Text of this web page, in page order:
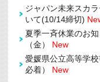
ジャパン未来スカ
いて(10/14締切)
夏季一斉休業のお
（金） New
愛媛県公立高等学
必着） New